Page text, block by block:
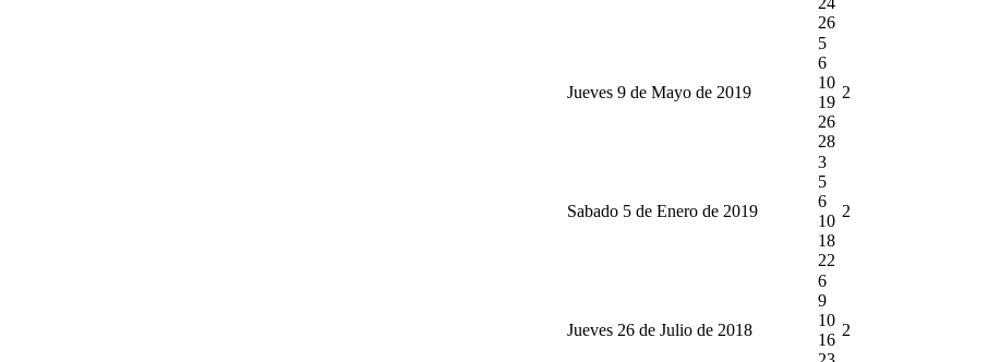
26
Jueves 9 de Mayo de 2019
5
6
10
19
26
28
2
Sabado 5 de Enero de 2019
3
5
6
10
18
22
2
Jueves 26 de Julio de 2018
6
9
10
16
2